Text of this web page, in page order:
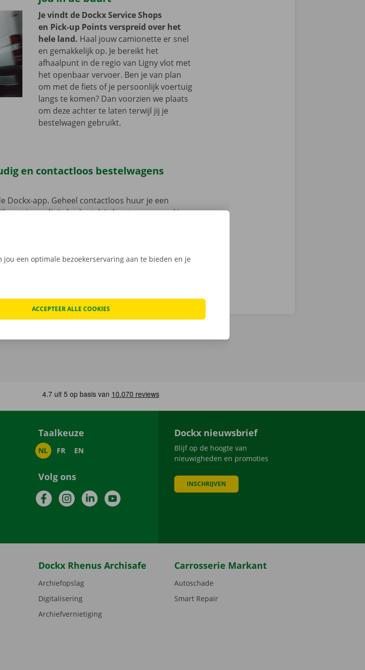
Je vindt de Dockx Service Shops
en Pick-up Points verspreid over het
hele land. Haal jouw camionette er snel
en gemakkelijk op. Je bereikt het
afhaalpunt in de regio van Ligny vlot met
het openbaar vervoer. Ben je van plan
om met de fiets of je persoonlijk voertuig
langs te komen? Dan voorzien we plaats
om deze achter te laten terwijl jij je
bestelwagen gebruikt.
en contactloos bestelwagens
Dockx-app. Geheel contactloos huur je een
met jouw digitale sleutel. Je bent zo op weg: kies
voor
Taalkeuze
NL FR EN
Volg ons
FacebookInstagramLinkedInYouTube
Dockx nieuwsbrief
Blijf op de hoogte van
nieuwigheden en promoties
INSCHRIJVEN
Dockx Rhenus Archisafe
Archiefopslag
Digitalisering
Archiefvernietiging
Carrosserie Markant
Autoschade
Smart Repair
jou een optimale bezoekerservaring aan te bieden en je
ACCEPTEER ALLE COOKIES